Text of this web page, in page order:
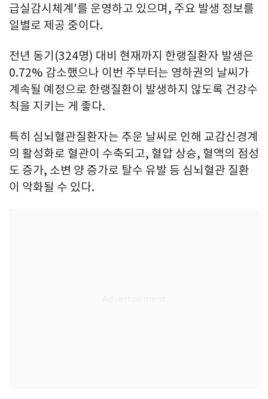
급실감시체계'를 운영하고 있으며, 주요 발생 정보를
일별로 제공 중이다.
전년 동기(324명) 대비 현재까지 한랭질환자 발생은
0.72% 감소했으나 이번 주부터는 영하권의 날씨가
계속될 예정으로 한랭질환이 발생하지 않도록 건강수
칙을 지키는 게 좋다.
특히 심뇌혈관질환자는 추운 날씨로 인해 교감신경계
의 활성화로 혈관이 수축되고, 혈압 상승, 혈액의 점성
도 증가, 소변 양 증가로 탈수 유발 등 심뇌혈관 질환
이 악화될 수 있다.